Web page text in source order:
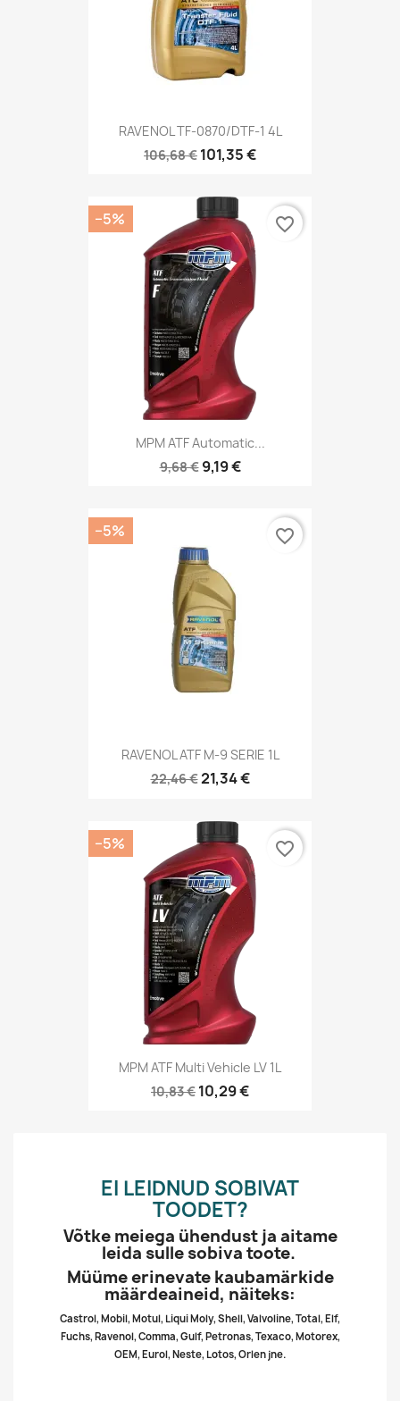
RAVENOL TF-0870/DTF-1 4L
106,68 € 101,35 €
MPM ATF Automatic...
9,68 € 9,19 €
−5% favorite_border
RAVENOL ATF M-9 SERIE 1L
22,46 €21,34 €
−5% favorite_border
MPM ATF Multi Vehicle LV 1L
10,83 € 10,29 €
−5% favorite_border
EI LEIDNUD SOBIVAT
TOODET?
Võtke meiega ühendust ja aitame
leida sulle sobiva toote.
Müüme erinevate kaubamärkide
määrdeaineid, näiteks:
Castrol, Mobil, Motul, Liqui Moly, Shell, Valvoline, Total, Elf,
Fuchs, Ravenol, Comma, Gulf, Petronas, Texaco, Motorex,
OEM, Eurol, Neste, Lotos, Orlen jne.